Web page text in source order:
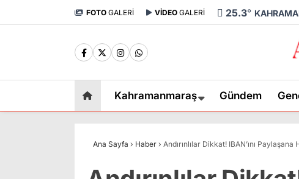
FOTO GALERİ VİDEO GALERİ 25.3°
Kahramanmaraş Gündem
Ana Sayfa › Haber › Andırınlılar Dikkat! IBAN’ını